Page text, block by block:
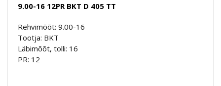
9.00-16 12PR BKT D 405 TT
Rehvimõõt: 9.00-16
Tootja: BKT
Läbimõõt, tolli: 16
PR: 12